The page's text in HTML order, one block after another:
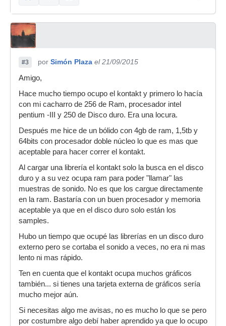
#3 por Simón Plaza el 21/09/2015
Amigo,
Hace mucho tiempo ocupo el kontakt y primero lo hacía
con mi cacharro de 256 de Ram, procesador intel
pentium -III y 250 de Disco duro. Era una locura.
Después me hice de un bólido con 4gb de ram, 1,5tb y
64bits con procesador doble núcleo lo que es mas que
aceptable para hacer correr el kontakt.
Al cargar una librería el kontakt solo la busca en el disco
duro y a su vez ocupa ram para poder "llamar" las
muestras de sonido. No es que los cargue directamente
en la ram. Bastaría con un buen procesador y memoria
aceptable ya que en el disco duro solo están los
samples.
Hubo un tiempo que ocupé las librerías en un disco duro
externo pero se cortaba el sonido a veces, no era ni mas
lento ni mas rápido.
Ten en cuenta que el kontakt ocupa muchos gráficos
también... si tienes una tarjeta externa de gráficos sería
mucho mejor aún.
Si necesitas algo me avisas, no es mucho lo que se pero
por costumbre algo debí haber aprendido ya que lo ocupo